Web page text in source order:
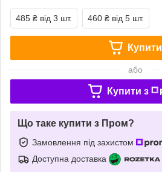
485 ₴ від 3 шт. 460 ₴ від 5 шт.
Купити
або
Купити з
Що таке купити з Пром?
Замовлення під захистом
Доступна доставка